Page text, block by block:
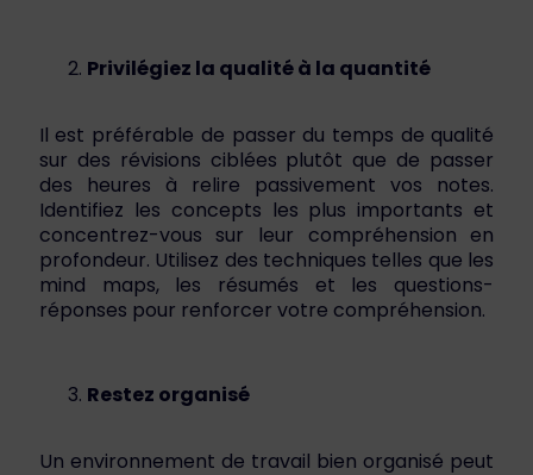
Privilégiez la qualité à la quantité
Il est préférable de passer du temps de qualité
sur des révisions ciblées plutôt que de passer
des heures à relire passivement vos notes.
Identifiez les concepts les plus importants et
concentrez-vous sur leur compréhension en
profondeur. Utilisez des techniques telles que les
mind maps, les résumés et les questions-
réponses pour renforcer votre compréhension.
Restez organisé
Un environnement de travail bien organisé peut